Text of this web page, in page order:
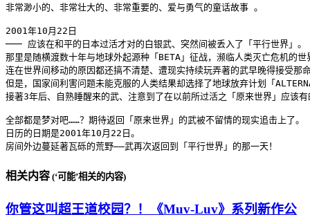
非常渺小的、非常壮大的、非常重要的、爱与勇气的童话故事 。
2001年10月22日
─── 应该在和平的日本过活才对的白银武、突然间被丢入了「平行世界」。
那里是随横渡数十年与地球外起源种「BETA」征战，濒临人类灭亡危机的
连在世界间移动的原因都还搞不清楚、遭现实持续玩弄著的武早晚得接受
但是，国家间利害问题未能克服的人类结果却选择了地球放弃计划「
接著3年后、自熟睡醒来的武、注意到了在以前所过活之「原来世界」应该
全部都是梦对吧……？期待返回「原来世界」的武被不留情的现实追击上了。
日历的日期是2001年10月22日。
房间外边蔓延著瓦砾的荒野——武再次返回到「平行世界」的那一天！
相关内容 (‘可能’相关的内容)
你管这叫超王道校园？！《Muv-Luv》系列新作公